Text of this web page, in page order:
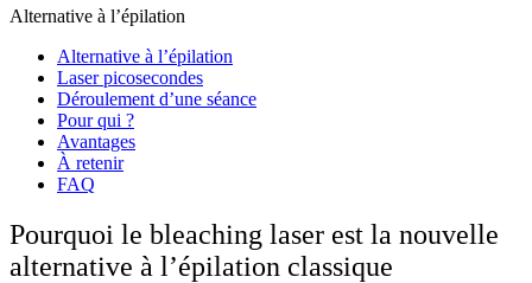
Alternative à l’épilation
Alternative à l’épilation
Laser picosecondes
Déroulement d’une séance
Pour qui ?
Avantages
À retenir
FAQ
Pourquoi le bleaching laser est la nouvelle
alternative à l’épilation classique